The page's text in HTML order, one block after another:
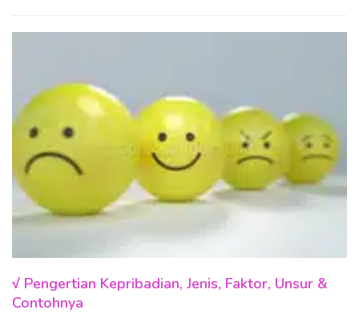
√ Pengertian Kepribadian, Jenis, Faktor, Unsur &
Contohnya